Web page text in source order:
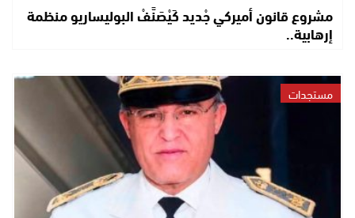
مشروع قانون أميركي جْديد كَيْصَنَّفْ البوليساريو منظمة
إرهابية..
مستجدات